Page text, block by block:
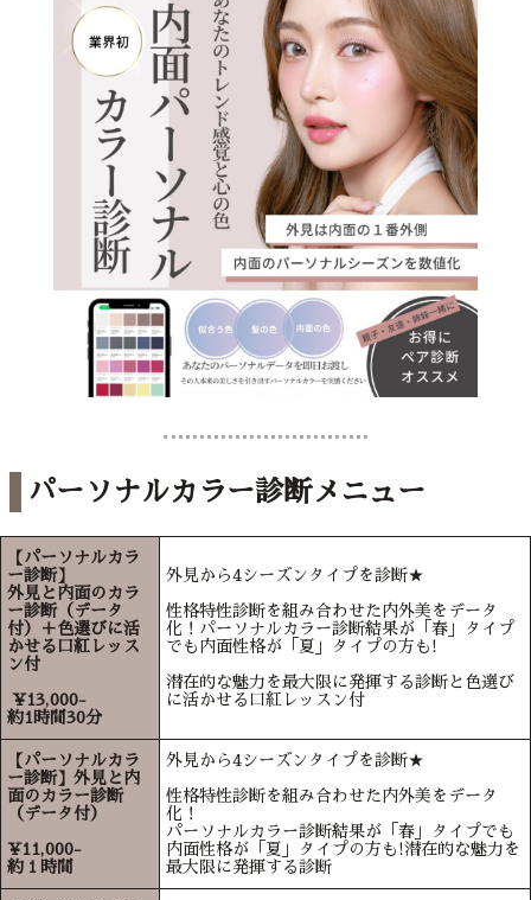
パーソナルカラー診断メニュー
【パーソナルカラ
ー診断】
外見と内面のカラ
ー診断（データ
付）＋色選びに活
かせる口紅レッス
ン付
¥13,000-
約1時間30分
外見から4シーズンタイプを診断★
性格特性診断を組み合わせた内外美をデータ
化！パーソナルカラー診断結果が「春」タイプ
でも内面性格が「夏」タイプの方も!
潜在的な魅力を最大限に発揮する診断と色選び
に活かせる口紅レッスン付
【パーソナルカラ
ー診断】外見と内
面のカラー診断
（データ付）
¥11,000-
約１時間
外見から4シーズンタイプを診断★
性格特性診断を組み合わせた内外美をデータ
化！
パーソナルカラー診断結果が「春」タイプでも
内面性格が「夏」タイプの方も!潜在的な魅力を
最大限に発揮する診断